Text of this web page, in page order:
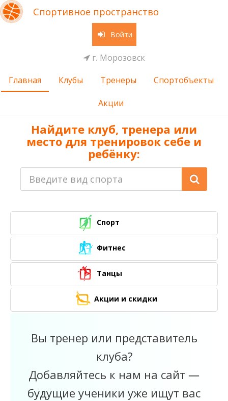
Спортивное пространство
Войти
г. Морозовск
Главная Клубы Тренеры Спортобъекты
Акции
Найдите клуб, тренера или
место для тренировок себе и
ребёнку:
Спорт
Фитнес
Танцы
Акции и скидки
Вы тренер или представитель
клуба?
Добавляйтесь к нам на сайт —
будущие ученики уже ищут вас